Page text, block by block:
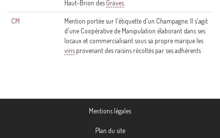
Haut-Brion des Graves
CM
Mention portée sur l'étiquette d'un Champagne. Il s'agit
d'une Coopérative de Manipulation élaborant dans ses
locaux et commercialisant sous sa propre marque les
vins provenant des raisins récoltés par ses adhérents
Mentions légales
Plan du site